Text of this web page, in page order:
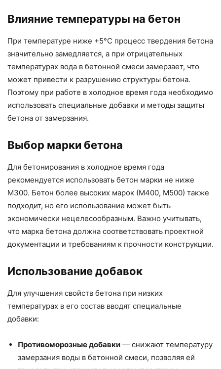
Влияние температуры на бетон
При температуре ниже +5°C процесс твердения бетона
значительно замедляется, а при отрицательных
температурах вода в бетонной смеси замерзает, что
может привести к разрушению структуры бетона.
Поэтому при работе в холодное время года необходимо
использовать специальные добавки и методы защиты
бетона от замерзания.
Выбор марки бетона
Для бетонирования в холодное время года
рекомендуется использовать бетон марки не ниже
М300. Бетон более высоких марок (М400, М500) также
подходит, но его использование может быть
экономически нецелесообразным. Важно учитывать,
что марка бетона должна соответствовать проектной
документации и требованиям к прочности конструкции.
Использование добавок
Для улучшения свойств бетона при низких
температурах в его состав вводят специальные
добавки:
Противоморозные добавки — снижают температуру
замерзания воды в бетонной смеси, позволяя ей